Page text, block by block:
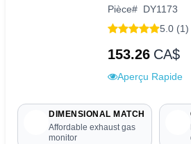
Pièce# DY1173
5.0 (1)
153.26 CA$
Aperçu Rapide
DIMENSIONAL MATCH
Affordable exhaust gas
monitor